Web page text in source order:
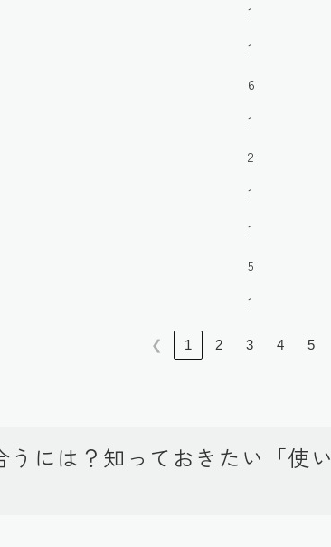
1
1
6
1
2
1
1
5
1
❮ 1 2 3 4 5
うには？知っておきたい「使い